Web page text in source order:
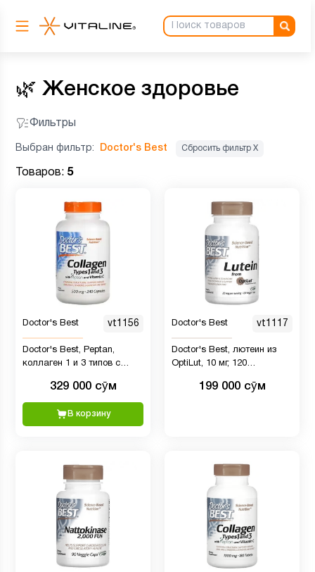
🌿 Женское здоровье
Фильтры
Выбран фильтр: Doctor's Best Сбросить фильтр Х
Товаров: 5
Doctor's Best vt1156
Doctor's Best, Peptan,
коллаген 1 и 3 типов с
капсул329 000 сӯм
В корзину
Doctor's Best vt1117
Doctor's Best, лютеин из
OptiLut, 10 мг, 120
199 000 сӯм